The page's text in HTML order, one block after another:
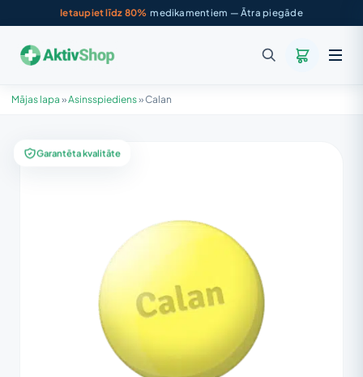
Ietaupiet līdz 80% medikamentiem — Ātra piegāde
Mājas lapa »Asinsspiediens»Calan
Garantēta kvalitāte